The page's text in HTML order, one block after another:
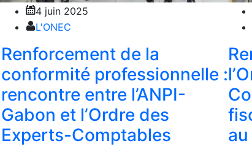
4 juin 2025
L'ONEC
Renforcement de la
conformité professionnelle :
rencontre entre l’ANPI-
Gabon et l’Ordre des
Experts-Comptables